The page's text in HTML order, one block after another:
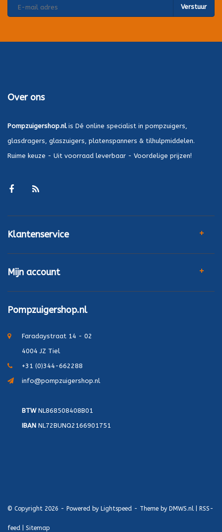
Verstuur
Over ons
Pompzuigershop.nlis Dé online specialist in pompzuigers,
glasdragers, glaszuigers, platenspanners & tilhulpmiddelen.
Ruime keuze - Uit voorraad leverbaar - Voordelige prijzen!
Klantenservice
Mijn account
Pompzuigershop.nl
Faradaystraat 14 - 02
4004 JZ Tiel
+31 (0)344-662288
info@pompzuigershop.nl
BTWNL868508408B01
IBAN NL72BUNQ2166901751
© Copyright 2026 - Powered by Lightspeed - Theme by DMWS.nl RSS-
feed Sitemap